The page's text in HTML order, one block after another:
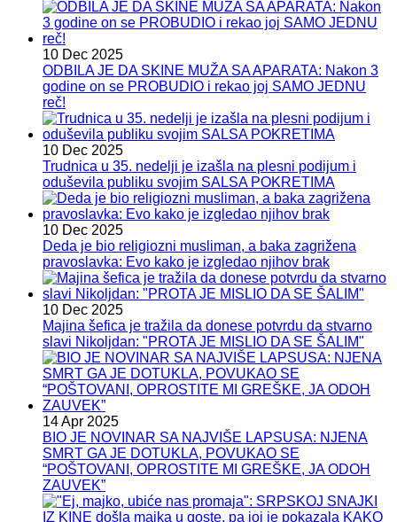
10 Dec 2025
ODBILA JE DA SKINE MUŽA SA APARATA: Nakon 3
godine on se PROBUDIO i rekao joj SAMO JEDNU
reč!
10 Dec 2025
Trudnica u 35. nedelji je izašla na plesni podijum i
oduševila publiku svojim SALSA POKRETIMA
10 Dec 2025
Deda je bio religiozni musliman, a baka zagrižena
pravoslavka: Evo kako je izgledao njihov brak
10 Dec 2025
Majina šefica je tražila da donese potvrdu da stvarno
slavi Nikoljdan: "PROTA JE MISLIO DA SE ŠALIM"
14 Apr 2025
BIO JE NOVINAR SA NAJVIŠE LAPSUSA: NJENA
SMRT GA JE DOTUKLA, POVUKAO SE
“POŠTOVANI, OPROSTITE MI GREŠKE, JA ODOH
ZAUVEK”